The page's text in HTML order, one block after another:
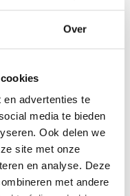
Over
en advertenties te
media te bieden
Ook delen we
site met onze
en analyse. Deze
met andere